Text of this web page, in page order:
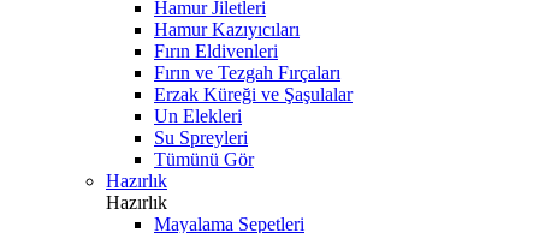
Hamur Jiletleri
Hamur Kazıyıcıları
Fırın Eldivenleri
Fırın ve Tezgah Fırçaları
Erzak Küreği ve Şaşulalar
Un Elekleri
Su Spreyleri
Tümünü Gör
Hazırlık
Hazırlık
Mayalama Sepetleri